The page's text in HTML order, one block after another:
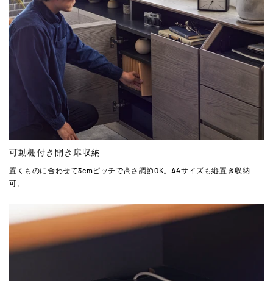
可動棚付き開き扉収納
置くものに合わせて3cmピッチで高さ調節OK。A4サイズも縦置き収納
可。